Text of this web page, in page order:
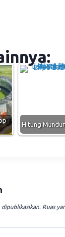
Hitung
Ruas